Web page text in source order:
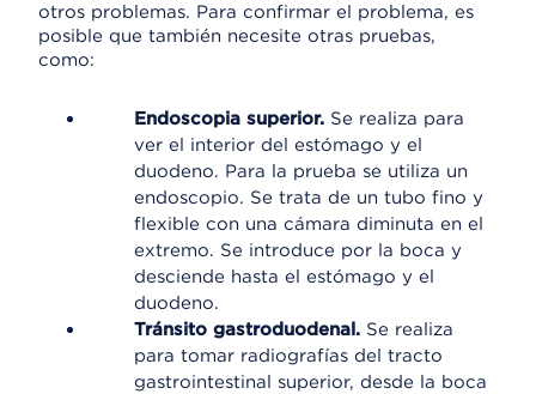
otros problemas. Para confirmar el problema, es
posible que también necesite otras pruebas,
como:
Endoscopia superior. Se realiza para
ver el interior del estómago y el
duodeno. Para la prueba se utiliza un
endoscopio. Se trata de un tubo fino y
flexible con una cámara diminuta en el
extremo. Se introduce por la boca y
desciende hasta el estómago y el
duodeno.
Tránsito gastroduodenal. Se realiza
para tomar radiografías del tracto
gastrointestinal superior, desde la boca